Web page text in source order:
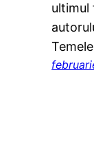
ultimul